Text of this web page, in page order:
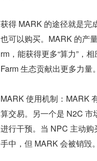
获得 MARK 的途径就是完
也可以购买。MARK 的产
rm，能获得更多“算力”，
Farm 生态贡献出更多力量。
MARK 使用机制：MARK
算交易。另一个是 N2C
进行干预。当 NPC 主动
手中，但 MARK 会被销毁。